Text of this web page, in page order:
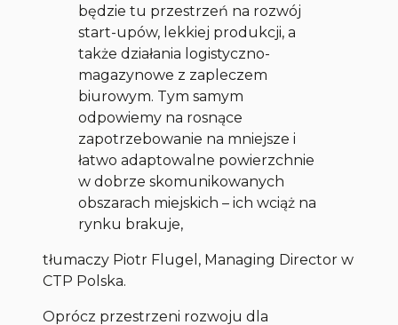
będzie tu przestrzeń na rozwój
start-upów, lekkiej produkcji, a
także działania logistyczno-
magazynowe z zapleczem
biurowym. Tym samym
odpowiemy na rosnące
zapotrzebowanie na mniejsze i
łatwo adaptowalne powierzchnie
w dobrze skomunikowanych
obszarach miejskich – ich wciąż na
rynku brakuje,
tłumaczy Piotr Flugel, Managing Director w
CTP Polska.
Oprócz przestrzeni rozwoju dla